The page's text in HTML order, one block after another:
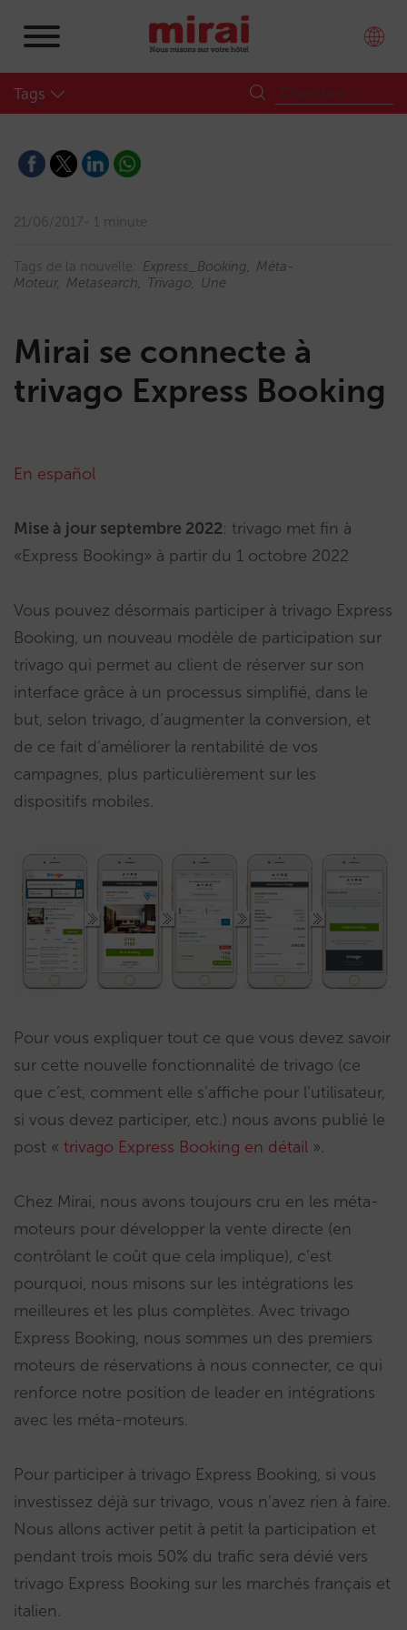
Tags
21/06/2017 1 minute
Tags de la nouvelle: Express_Booking
Méta-
Moteur
Metasearch Trivago Une
Mirai se connecte à
trivago Express Booking
En español
Mise à jour septembre 2022: trivago met fin à
«Express Booking» à partir du 1 octobre 2022
Vous pouvez désormais participer à trivago Express
Booking, un nouveau modèle de participation sur
trivago qui permet au client de réserver sur son
interface grâce à un processus simplifié, dans le
but, selon trivago, d’augmenter la conversion, et
de ce fait d’améliorer la rentabilité de vos
campagnes, plus particulièrement sur les
dispositifs mobiles.
Pour vous expliquer tout ce que vous devez savoir
sur cette nouvelle fonctionnalité de trivago (ce
que c’est, comment elle s’affiche pour l’utilisateur,
si vous devez participer, etc.) nous avons publié le
post « trivago Express Booking en détail ».
Chez Mirai, nous avons toujours cru en les méta-
moteurs pour développer la vente directe (en
contrôlant le coût que cela implique), c’est
pourquoi, nous misons sur les intégrations les
meilleures et les plus complètes. Avec trivago
Express Booking, nous sommes un des premiers
moteurs de réservations à nous connecter, ce qui
renforce notre position de leader en intégrations
avec les méta-moteurs.
Pour participer à trivago Express Booking, si vous
investissez déjà sur trivago, vous n’avez rien à faire.
Nous allons activer petit à petit la participation et
pendant trois mois 50% du trafic sera dévié vers
trivago Express Booking sur les marchés français et
italien.